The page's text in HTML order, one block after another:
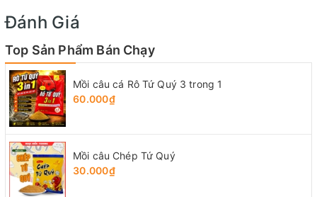
Đánh Giá
Top Sản Phẩm Bán Chạy
Mồi câu cá Rô Tứ Quý 3 trong 1
60.000₫
Mồi câu Chép Tứ Quý
30.000₫